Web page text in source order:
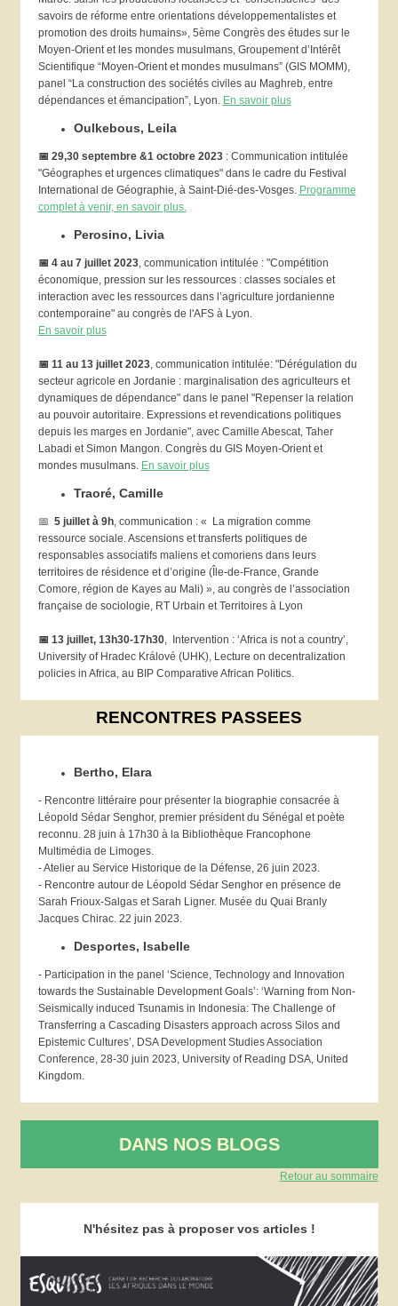
savoirs de réforme entre orientations développementalistes et
promotion des droits humains», 5ème Congrès des études sur le
Moyen-Orient et les mondes musulmans, Groupement d’Intérêt
Scientifique “Moyen-Orient et mondes musulmans” (GIS MOMM),
panel “La construction des sociétés civiles au Maghreb, entre
dépendances et émancipation”, Lyon. En savoir plus
Oulkebous, Leila
📅 29,30 septembre &1 octobre 2023: Communication intitulée
"Géographes et urgences climatiques" dans le cadre du Festival
International de Géographie, à Saint-Dié-des-Vosges. Programme
complet à venir, en savoir plus.
Perosino, Livia
📅 4 au 7 juillet 2023, communication intitulée : "Compétition
économique, pression sur les ressources : classes sociales et
interaction avec les ressources dans l’agriculture jordanienne
contemporaine" au congrès de l'AFS à Lyon.
En savoir plus
📅 11 au 13 juillet 2023, communication intitulée: "Dérégulation du
secteur agricole en Jordanie : marginalisation des agriculteurs et
dynamiques de dépendance" dans le panel "Repenser la relation
au pouvoir autoritaire. Expressions et revendications politiques
depuis les marges en Jordanie", avec Camille Abescat, Taher
Labadi et Simon Mangon. Congrès du GIS Moyen-Orient et
mondes musulmans. En savoir plus
Traoré, Camille
📅 5 juillet à 9h, communication : « La migration comme
ressource sociale. Ascensions et transferts politiques de
responsables associatifs maliens et comoriens dans leurs
territoires de résidence et d’origine (Île-de-France, Grande
Comore, région de Kayes au Mali) », au congrès de l’association
française de sociologie, RT Urbain et Territoires à Lyon
📅 13 juillet, 13h30-17h30, Intervention : ‘Africa is not a country’,
University of Hradec Králové (UHK), Lecture on decentralization
policies in Africa, au BIP Comparative African Politics.
RENCONTRES PASSEES
Bertho, Elara
- Rencontre littéraire pour présenter la biographie consacrée à
Léopold Sédar Senghor, premier président du Sénégal et poète
reconnu. 28 juin à 17h30 à la Bibliothèque Francophone
Multimédia de Limoges.
- Atelier au Service Historique de la Défense, 26 juin 2023.
- Rencontre autour de Léopold Sédar Senghor en présence de
Sarah Frioux-Salgas et Sarah Ligner. Musée du Quai Branly
Jacques Chirac. 22 juin 2023.
Desportes, Isabelle
- Participation in the panel ‘Science, Technology and Innovation
towards the Sustainable Development Goals’: ‘Warning from Non-
Seismically induced Tsunamis in Indonesia: The Challenge of
Transferring a Cascading Disasters approach across Silos and
Epistemic Cultures’, DSA Development Studies Association
Conference, 28-30 juin 2023, University of Reading DSA, United
Kingdom.
DANS NOS BLOGS
Retour au sommaire
N'hésitez pas à proposer vos articles !